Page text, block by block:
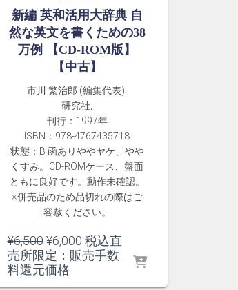
新編 英和活用大辞典 自
然な英文を書くための38
万例 【CD-ROM版】
【中古】
市川 繁治郎 (編集代表),
研究社,
刊行：1997年
ISBN：978-4767435718
状態：B 函ありややヤケ、やや
くすみ。CD-ROMケース、盤面
ともに良好です。動作未確認。
※併売品のため品切れの際はご
容赦ください。
¥6,500 元
の
価
¥6,000現
在
税込直
売所限定：販売手数
料還元価格